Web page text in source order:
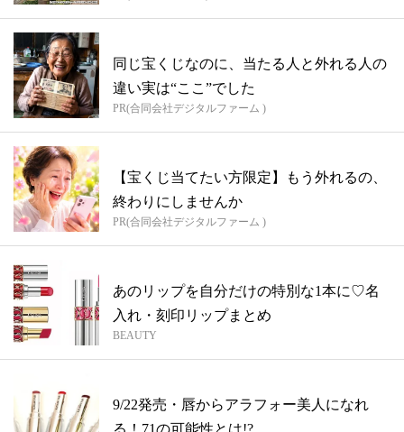
同じ宝くじなのに、当たる人と外れる人の
違い実は“ここ”でした
PR(合同会社デジタルファーム )
【宝くじ当てたい方限定】もう外れるの、
終わりにしませんか
PR(合同会社デジタルファーム )
あのリップを自分だけの特別な1本に♡名
入れ・刻印リップまとめ
BEAUTY
9/22発売・唇からアラフォー美人になれ
る！71の可能性とは!?